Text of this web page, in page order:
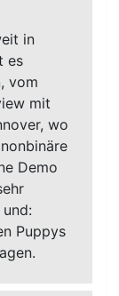
in
es
vom
mit
wo
Demo
Puppys